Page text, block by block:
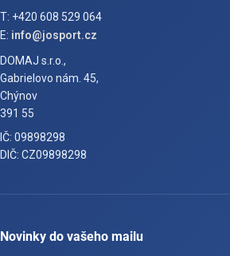
T: +420 608 529 064
E: info@josport.cz
DOMAJ s.r.o.,
Gabrielovo nám. 45,
Chýnov
391 55
IČ: 09898298
DIČ: CZ09898298
Novinky do vašeho mailu